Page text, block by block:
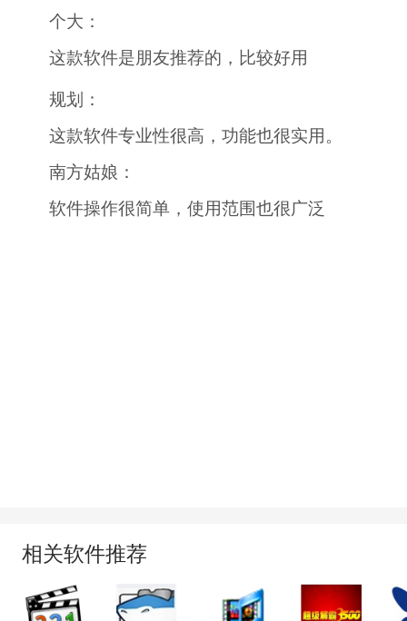
个大：
这款软件是朋友推荐的，比较好用
规划：
这款软件专业性很高，功能也很实用。
南方姑娘：
软件操作很简单，使用范围也很广泛
相关软件推荐